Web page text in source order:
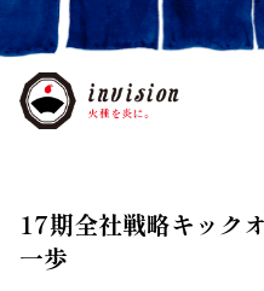
17期全社戦略キック
一歩